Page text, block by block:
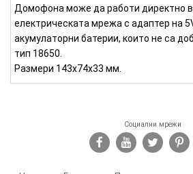
Домофона може да работи директно
електрическата мрежа с адаптер на
акумулаторни батерии, които не са
тип 18650.
Размери 143х74х33 мм.
Социални мрежи